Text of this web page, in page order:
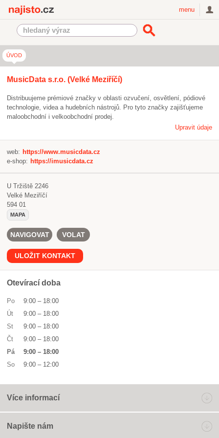
menu
ÚVOD
MusicData s.r.o. (Velké Meziříčí)
Distribuujeme prémiové značky v oblasti ozvučení, osvětlení, pódiové
technologie, videa a hudebních nástrojů. Pro tyto značky zajišťujeme
maloobchodní i velkoobchodní prodej.
Upravit údaje
web: https://www.musicdata.cz
e-shop: https://imusicdata.cz
U Tržiště 2246
Velké Meziříčí
594 01
MAPA
NAVIGOVAT VOLAT
ULOŽIT KONTAKT
Otevírací doba
Po 9:00 – 18:00
Út
9:00 – 18:00
St
9:00 – 18:00
Čt
9:00 – 18:00
Pá
9:00 – 18:00
So
9:00 – 12:00
Více informací
Napište nám